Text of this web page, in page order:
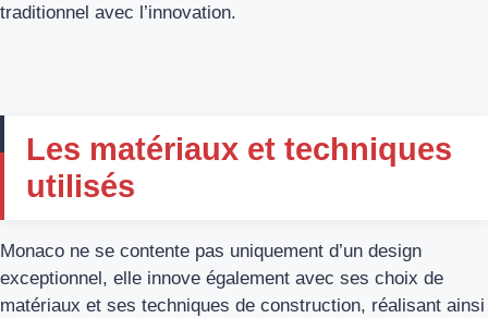
traditionnel avec l’innovation.
Les matériaux et techniques
utilisés
Monaco ne se contente pas uniquement d’un design
exceptionnel, elle innove également avec ses choix de
matériaux et ses techniques de construction, réalisant ainsi